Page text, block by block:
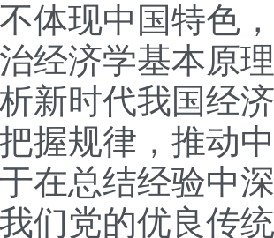
体现中国特色
经济学基本原
新时代我国经
握规律，推动
总结经验中深
们党的优良传